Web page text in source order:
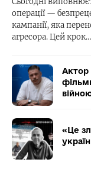
операції —
кампанії, яка
агресора. Цей крок…
Актор
«Це